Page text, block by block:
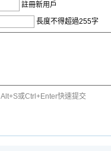
註冊新用戶
長度不得超過255字
Alt+S或Ctrl+Enter快速提交